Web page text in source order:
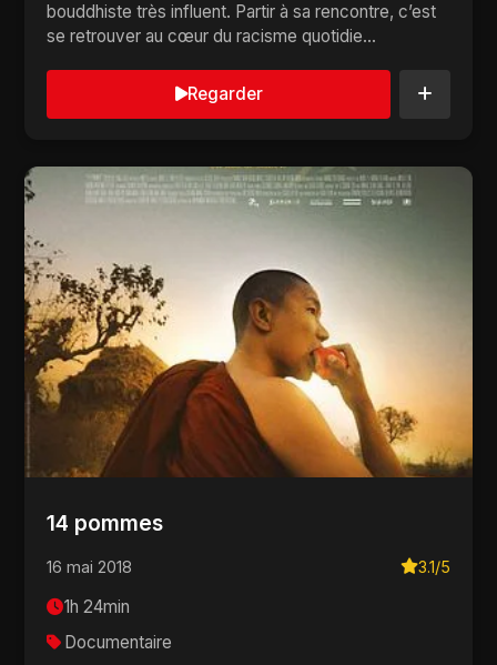
bouddhiste très influent. Partir à sa rencontre, c’est
se retrouver au cœur du racisme quotidie...
Regarder
14 pommes
16 mai 2018 3.1/5
1h 24min
Documentaire